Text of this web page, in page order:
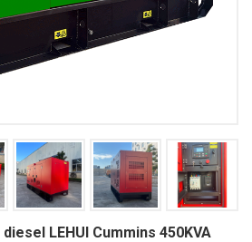
LEHUI Cummins 450KVA